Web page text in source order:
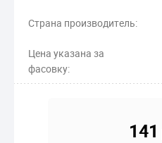
Страна производитель:
Цена указана за
фасовку:
141